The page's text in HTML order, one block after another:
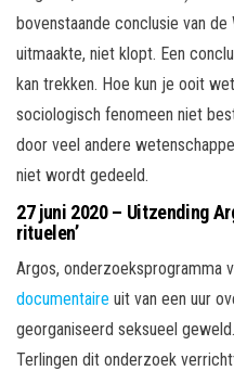
bovenstaande conclusie van
uitmaakte, niet klopt. Een
kan trekken. Hoe kun je ooit
sociologisch fenomeen niet
door veel andere
niet wordt gedeeld.
27 juni 2020 – Uitzending
rituelen’
Argos, onderzoeksprogramma
documentaire uit van een uur
georganiseerd seksueel
Terlingen dit onderzoek